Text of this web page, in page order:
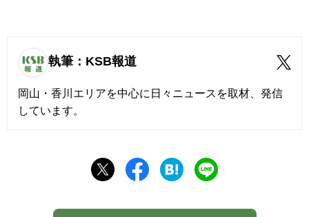
執筆：KSB報道
岡山・香川エリアを中心に日々ニュースを取材、発信
しています。